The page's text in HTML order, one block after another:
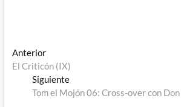
Navegación
de
entradas
AnteriorEntrada
anterior:
El Criticón (IX)
SiguienteEntrada
siguiente:
Tom el Mojón 06: Cross-over con